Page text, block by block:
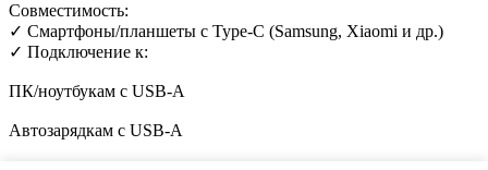
Совместимость:
✓ Смартфоны/планшеты с Type-C (Samsung, Xiaomi и др.)
✓ Подключение к:
ПК/ноутбукам с USB-A
Автозарядкам с USB-A